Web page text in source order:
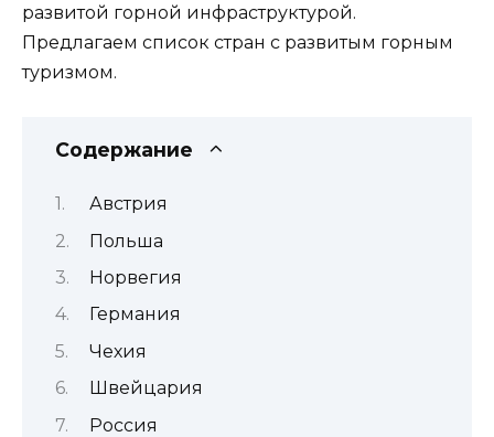
развитой горной инфраструктурой.
Предлагаем список стран с развитым горным
туризмом.
Содержание
Австрия
Польша
Норвегия
Германия
Чехия
Швейцария
Россия